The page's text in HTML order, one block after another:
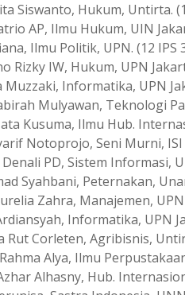
Siswanto, Hukum, Untirta.
AP, Ilmu Hukum, UIN
Ilmu Politik, UPN. (12 IPS
Rizky IW, Hukum, UPN
Muzzaki, Informatika, UPN
Mulyawan, Teknologi
Kusuma, Ilmu Hub.
Notoprojo, Seni Murni, ISI
PD, Sistem Informasi,
Syahbani, Peternakan,
Zahra, Manajemen, UPN
Informatika, UPN
Rut Corleten, Agribisnis,
Alya, Ilmu
Alhasny, Hub.